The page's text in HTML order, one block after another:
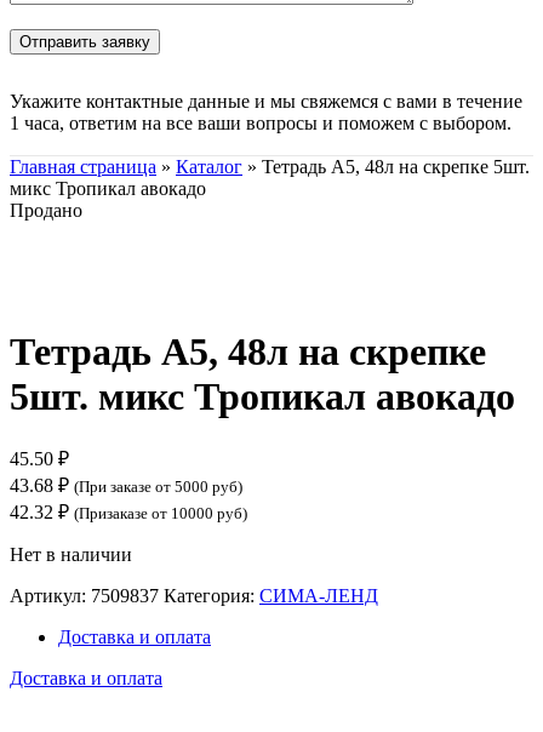
Укажите контактные данные и мы свяжемся с вами в течение
1 часа, ответим на все ваши вопросы и поможем с выбором.
Главная страница » Каталог » Тетрадь А5, 48л на скрепке 5шт.
микс Тропикал авокадо
Продано
Тетрадь А5, 48л на скрепке
5шт. микс Тропикал авокадо
45.50 ₽
43.68 ₽ (При заказе от 5000 руб)
42.32 ₽ (Призаказе от 10000 руб)
Нет в наличии
Артикул: 7509837 Категория: СИМА-ЛЕНД
Доставка и оплата
Доставка и оплата